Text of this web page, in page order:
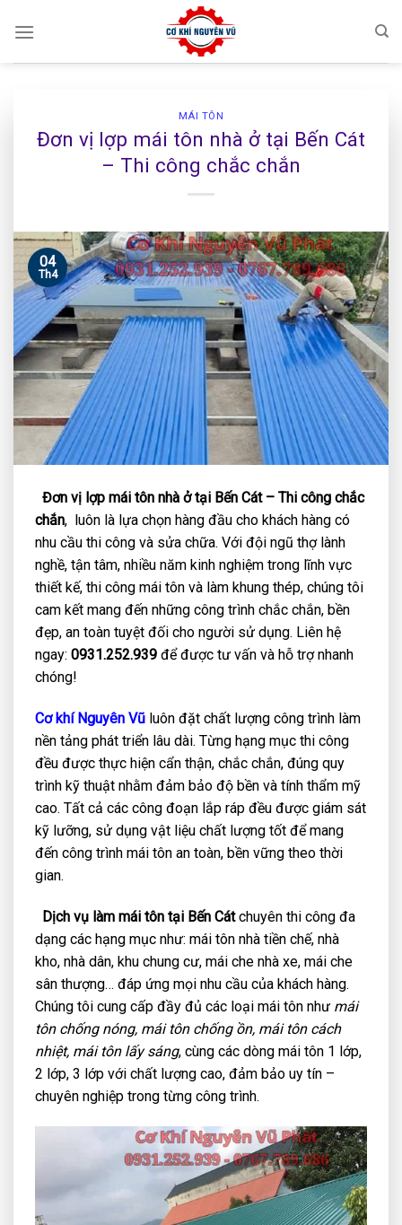
MÁI TÔN
Đơn vị lợp mái tôn nhà ở tại Bến Cát
– Thi công chắc chắn
04
Th4
Đơn vị lợp mái tôn nhà ở tại Bến Cát – Thi công chắc
chắn, luôn là lựa chọn hàng đầu cho khách hàng có
nhu cầu thi công và sửa chữa. Với đội ngũ thợ lành
nghề, tận tâm, nhiều năm kinh nghiệm trong lĩnh vực
thiết kế, thi công mái tôn và làm khung thép, chúng tôi
cam kết mang đến những công trình chắc chắn, bền
đẹp, an toàn tuyệt đối cho người sử dụng. Liên hệ
ngay: 0931.252.939 để được tư vấn và hỗ trợ nhanh
chóng!
Cơ khí Nguyên Vũ luôn đặt chất lượng công trình làm
nền tảng phát triển lâu dài. Từng hạng mục thi công
đều được thực hiện cẩn thận, chắc chắn, đúng quy
trình kỹ thuật nhằm đảm bảo độ bền và tính thẩm mỹ
cao. Tất cả các công đoạn lắp ráp đều được giám sát
kỹ lưỡng, sử dụng vật liệu chất lượng tốt để mang
đến công trình mái tôn an toàn, bền vững theo thời
gian.
Dịch vụ làm mái tôn tại Bến Cátchuyên thi công đa
dạng các hạng mục như: mái tôn nhà tiền chế, nhà
kho, nhà dân, khu chung cư, mái che nhà xe, mái che
sân thượng… đáp ứng mọi nhu cầu của khách hàng.
Chúng tôi cung cấp đầy đủ các loại mái tôn như mái
tôn chống nóng, mái tôn chống ồn, mái tôn cách
nhiệt, mái tôn lấy sáng, cùng các dòng mái tôn 1 lớp,
2 lớp, 3 lớp với chất lượng cao, đảm bảo uy tín –
chuyên nghiệp trong từng công trình.